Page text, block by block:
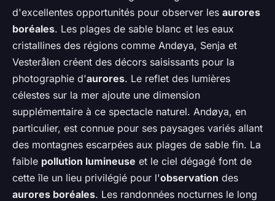
d'excellentes opportunités pour observer les aurores
boréales. Les plages de sable blanc et les eaux
cristallines des régions comme Andøya, Senja et
Vesterålen créent des décors saisissants pour la
photographie d'aurores. Le reflet des lumières
célestes sur la mer ajoute une dimension
supplémentaire à ce spectacle naturel. Andøya, en
particulier, est connue pour ses paysages variés allant
des montagnes escarpées aux plages de sable fin. La
faible pollution lumineuse et le ciel dégagé font de
cette île un lieu privilégié pour l'observation des
aurores boréales. Les randonnées nocturnes le long